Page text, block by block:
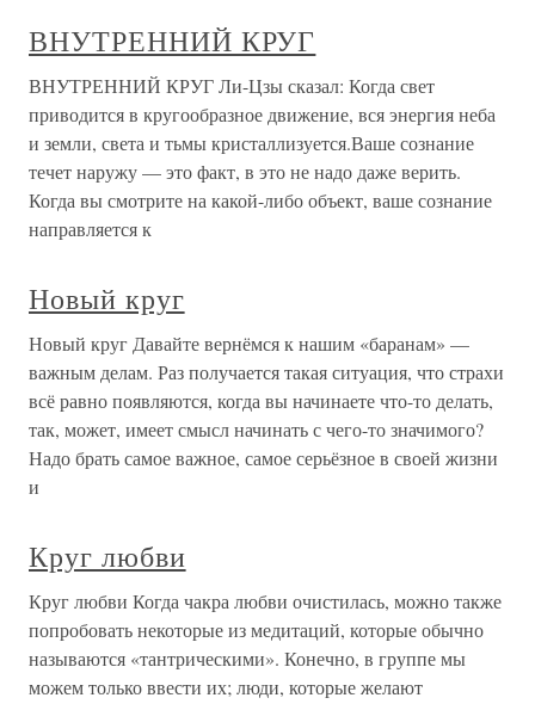
ВНУТРЕННИЙ КРУГ
ВНУТРЕННИЙ КРУГ Ли-Цзы сказал: Когда свет
приводится в кругообразное движение, вся энергия неба
и земли, света и тьмы кристаллизуется.Ваше сознание
течет наружу — это факт, в это не надо даже верить.
Когда вы смотрите на какой-либо объект, ваше сознание
направляется к
Новый круг
Новый круг Давайте вернёмся к нашим «баранам» —
важным делам. Раз получается такая ситуация, что страхи
всё равно появляются, когда вы начинаете что-то делать,
так, может, имеет смысл начинать с чего-то значимого?
Надо брать самое важное, самое серьёзное в своей жизни
и
Круг любви
Круг любви Когда чакра любви очистилась, можно также
попробовать некоторые из медитаций, которые обычно
называются «тантрическими». Конечно, в группе мы
можем только ввести их; люди, которые желают